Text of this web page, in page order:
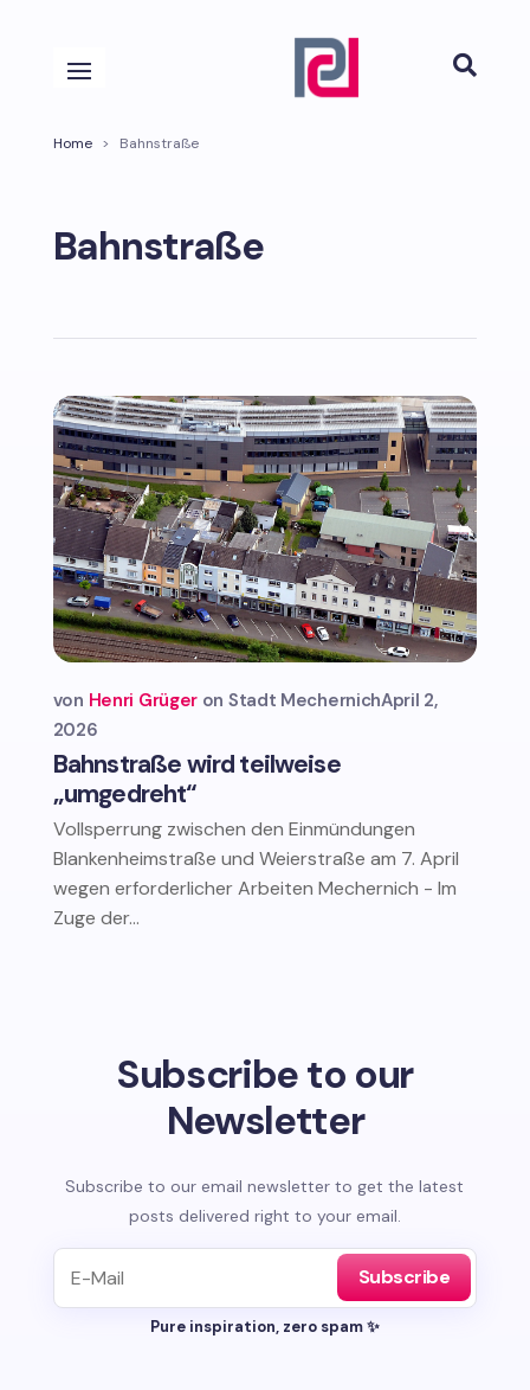

Home > Bahnstraße
Bahnstraße
Bahnstraße wird teilweise
„umgedreht“
von Henri Grüger Stadt MechernichApril 2,
2026
Vollsperrung zwischen den Einmündungen
Blankenheimstraße und Weierstraße am 7. April
wegen erforderlicher Arbeiten Mechernich - Im
Zuge der...
Subscribe to our
Newsletter
Subscribe to our email newsletter to get the latest
posts delivered right to your email.
Subscribe
Pure inspiration, zero spam ✨